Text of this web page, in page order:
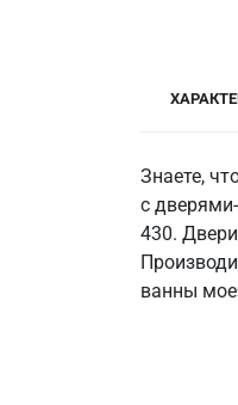
Знаете,
с
430.
ванны